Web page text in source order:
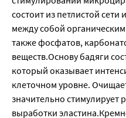
состоит из петлистой
между собой
также фосфатов,
веществ.Основу бадяги
который оказывает
клеточном уровне.
значительно стимулирует
выработки